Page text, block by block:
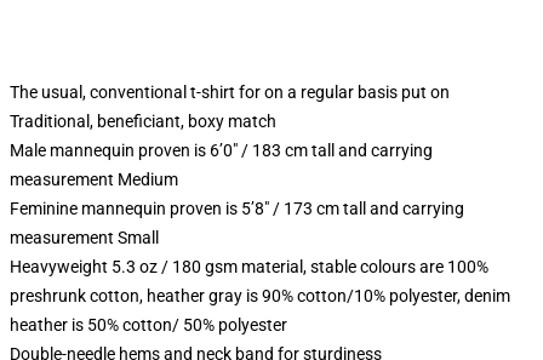
The usual, conventional t-shirt for on a regular basis put on
Traditional, beneficiant, boxy match
Male mannequin proven is 6’0″ / 183 cm tall and carrying
measurement Medium
Feminine mannequin proven is 5’8″ / 173 cm tall and carrying
measurement Small
Heavyweight 5.3 oz / 180 gsm material, stable colours are 100%
preshrunk cotton, heather gray is 90% cotton/10% polyester, denim
heather is 50% cotton/ 50% polyester
Double-needle hems and neck band for sturdiness